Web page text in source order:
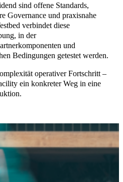
sind offene Standards,
Governance und praxisnahe
verbindet diese
in der
und
Bedingungen getestet werden.
operativer Fortschritt –
ein konkreter Weg in eine
&
Container in der